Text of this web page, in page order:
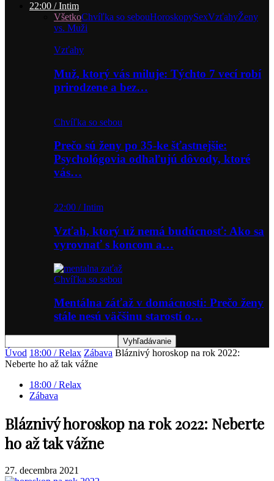
22:00 / Intim
VšetkoChvíľka so sebouHoroskopySexVzťahyŽeny
vs. Muži
Vzťahy
Muž, ktorý vás miluje: Týchto 7 vecí robí
prirodzene a bez…
Chvíľka so sebou
Prečo sú ženy po 35-ke šťastnejšie:
Psychológovia odhaľujú dôvody, ktoré
vás…
22:00 / Intim
Vzťah, ktorý už nemá budúcnosť: Ako sa
vyrovnať s koncom a…
Chvíľka so sebou
Mentálna záťaž v domácnosti: Prečo ženy
stále nesú väčšinu starostí o…
Úvod 18:00 / Relax Zábava Bláznivý horoskop na rok 2022:
Neberte ho až tak vážne
18:00 / Relax
Zábava
Bláznivý horoskop na rok 2022: Neberte
ho až tak vážne
27. decembra 2021